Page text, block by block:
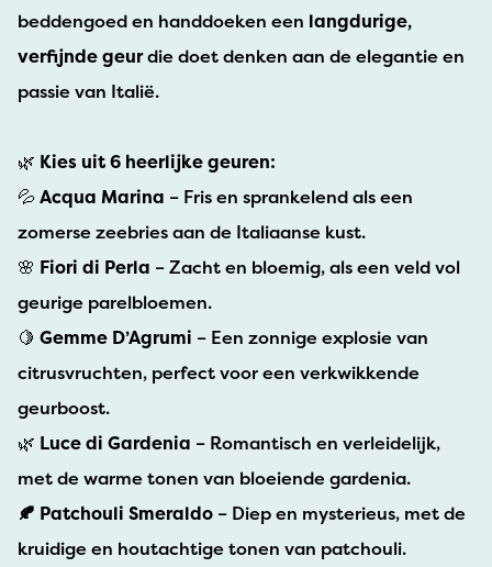
beddengoed en handdoeken een langdurige,
verfijnde geurdie doet denken aan de elegantie en
passie van Italië.
🌿 Kies uit 6 heerlijke geuren:
💦 Acqua Marina – Fris en sprankelend als een
zomerse zeebries aan de Italiaanse kust.
🌸 Fiori di Perla – Zacht en bloemig, als een veld vol
geurige parelbloemen.
🍋 Gemme D’Agrumi – Een zonnige explosie van
citrusvruchten, perfect voor een verkwikkende
geurboost.
🌿 Luce di Gardenia – Romantisch en verleidelijk,
met de warme tonen van bloeiende gardenia.
🍂 Patchouli Smeraldo – Diep en mysterieus, met de
kruidige en houtachtige tonen van patchouli.